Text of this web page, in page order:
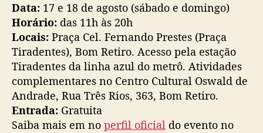
Data: 17 e 18 de agosto (sábado e domingo)
Horário: das 11h às 20h
Locais: Praça Cel. Fernando Prestes (Praça
Tiradentes), Bom Retiro. Acesso pela estação
Tiradentes da linha azul do metrô. Atividades
complementares no Centro Cultural Oswald de
Andrade, Rua Três Rios, 363, Bom Retiro.
Entrada: Gratuita
Saiba mais em no perfil oficial do evento no